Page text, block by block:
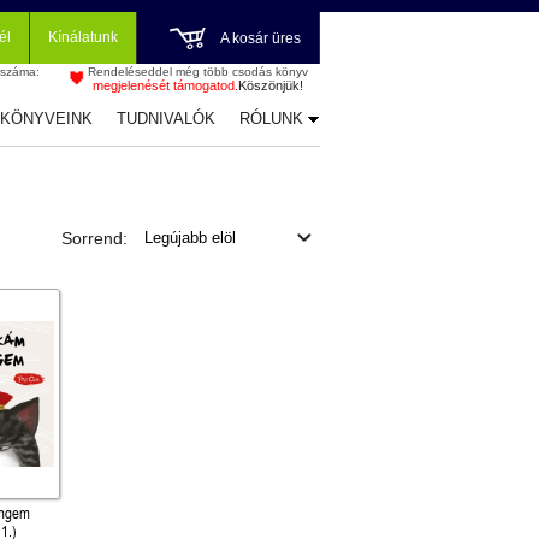
Kínálatunk A kosár üres
Rendeléseddel még több csodás könyv
megjelenését támogatod. Köszönjük!
TUDNIVALÓK RÓLUNK
Sorrend: